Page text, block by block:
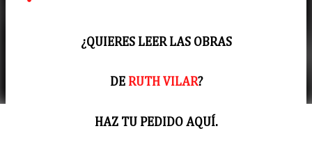
¿QUIERES LEER LAS OBRAS
DE RUTH VILAR?
HAZ TU PEDIDO AQUÍ.